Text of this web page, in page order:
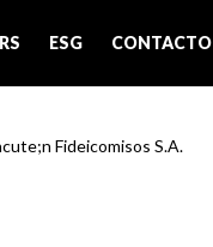
ESG CONTACTO
Fideicomisos S.A.